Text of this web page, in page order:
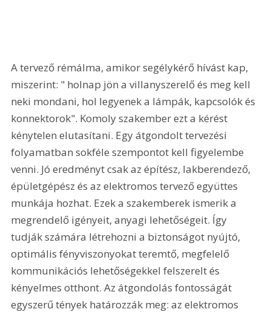
A tervező rémálma, amikor segélykérő hívást kap,
miszerint: " holnap jön a villanyszerelő és meg kell
neki mondani, hol legyenek a lámpák, kapcsolók és
konnektorok". Komoly szakember ezt a kérést
kénytelen elutasítani. Egy átgondolt tervezési
folyamatban sokféle szempontot kell figyelembe
venni. Jó eredményt csak az építész, lakberendező,
épületgépész és az elektromos tervező együttes
munkája hozhat. Ezek a szakemberek ismerik a
megrendelő igényeit, anyagi lehetőségeit. Így
tudják számára létrehozni a biztonságot nyújtó,
optimális fényviszonyokat teremtő, megfelelő
kommunikációs lehetőségekkel felszerelt és
kényelmes otthont. Az átgondolás fontosságát
egyszerű tények határozzák meg: az elektromos